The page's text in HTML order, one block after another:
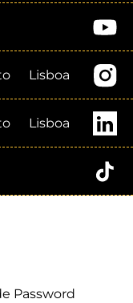
Lisboa
Lisboa
Password